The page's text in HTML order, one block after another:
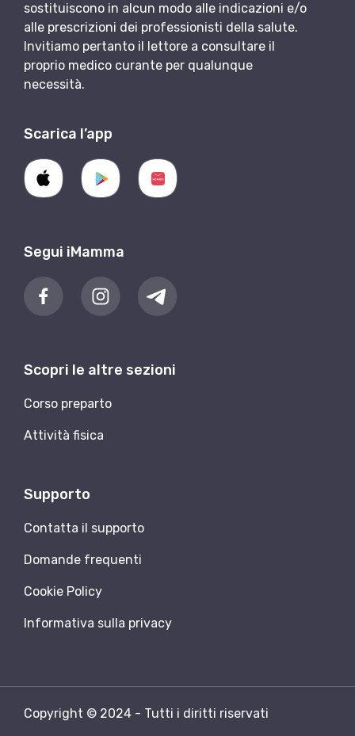
sostituiscono in alcun modo alle indicazioni e/o
alle prescrizioni dei professionisti della salute.
Invitiamo pertanto il lettore a consultare il
proprio medico curante per qualunque
necessità.
Scarica l’app
Segui iMamma
Scopri le altre sezioni
Corso preparto
Attività fisica
Supporto
Contatta il supporto
Domande frequenti
Cookie Policy
Informativa sulla privacy
Copyright © 2024 - Tutti i diritti riservati